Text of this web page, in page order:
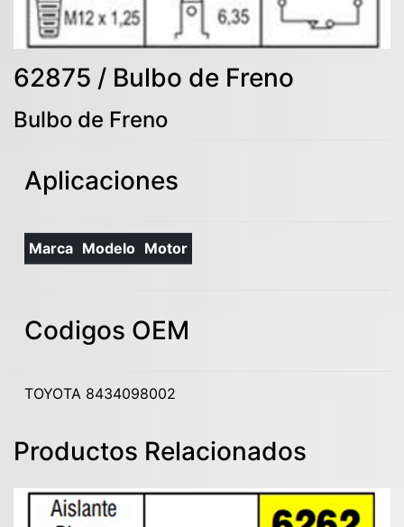
62875 / Bulbo de Freno
Bulbo de Freno
Aplicaciones
Marca Modelo Motor
Codigos OEM
TOYOTA 8434098002
Productos Relacionados